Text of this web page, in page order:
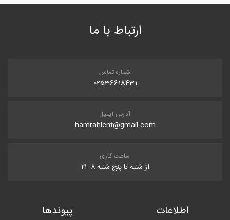
ارتباط با ما
شماره تماس
02536618431
آدرس ایمیل
hamrahlent@gmail.com
ساعت کاری
از شنبه تا پنج شنبه ۸ -۲۱
اطلاعات پیوندها